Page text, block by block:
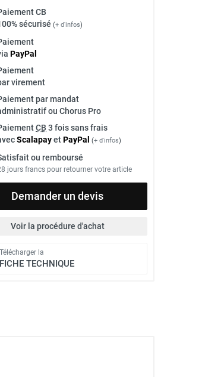
CB
sécurisé (+ d'infos)
PayPal
virement
par mandat
ou Chorus Pro
CB 3 fois sans frais
ScalapayetPayPal (+ d'infos)
ou remboursé
jours francs pour retourner votre article
Demander un devis
Voir la procédure d'achat
Télécharger la
FICHE TECHNIQUE